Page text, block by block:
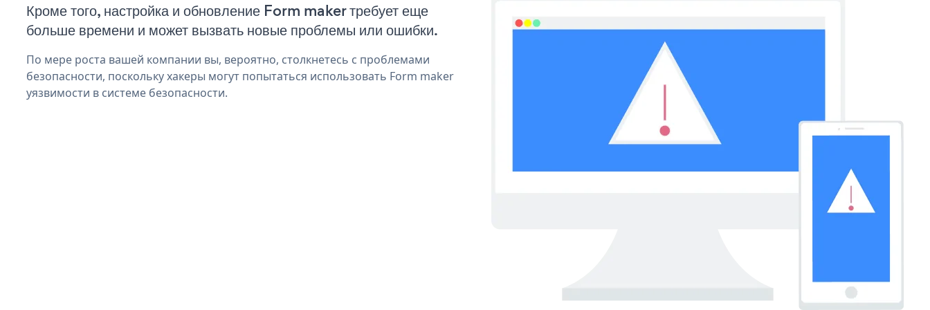
Кроме того, настройка и обновление Form maker требует еще
больше времени и может вызвать новые проблемы или ошибки.
По мере роста вашей компании вы, вероятно, столкнетесь с проблемами
безопасности, поскольку хакеры могут попытаться использовать Form maker
уязвимости в системе безопасности.